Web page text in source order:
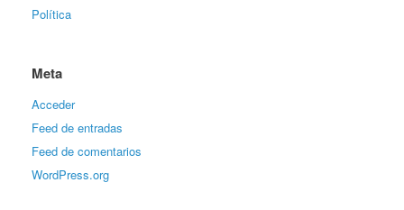
Política
Meta
Acceder
Feed de entradas
Feed de comentarios
WordPress.org